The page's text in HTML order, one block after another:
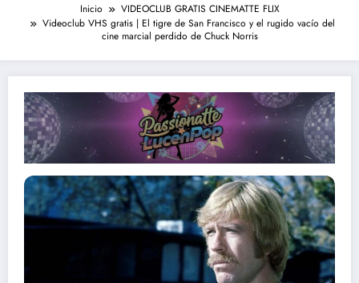
Inicio
VIDEOCLUB GRATIS CINEMATTE FLIX
Videoclub VHS gratis | El tigre de San Francisco y el rugido vacío del
cine marcial perdido de Chuck Norris